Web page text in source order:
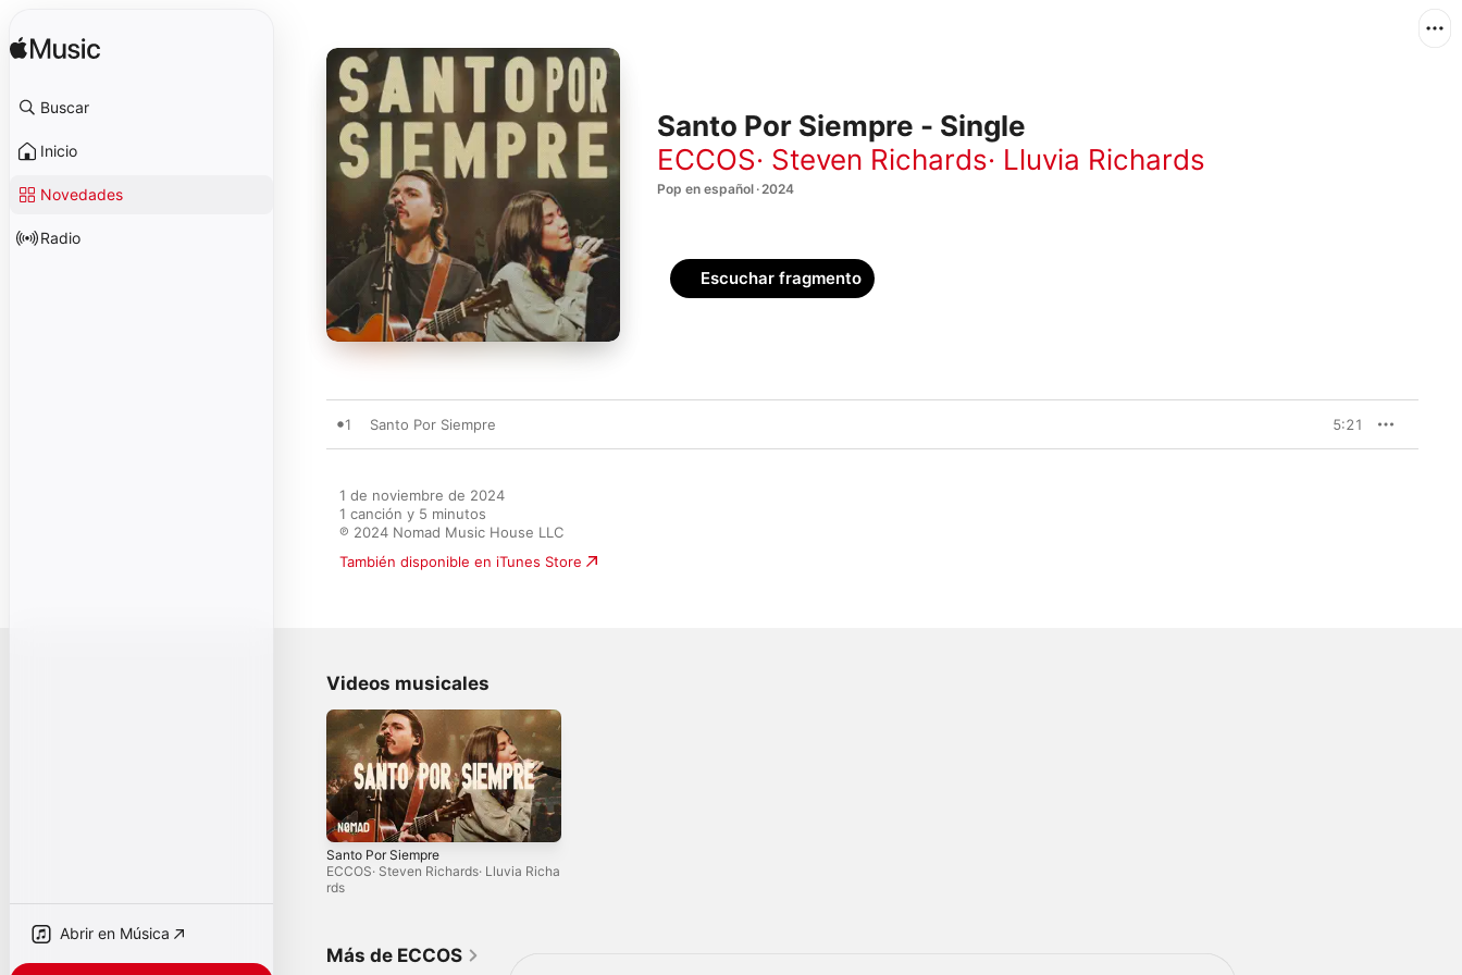
Buscar
Inicio
Novedades
Radio
Abrir en Música
Santo Por Siempre - Single
ECCOS· Steven Richards· Lluvia Richards
Pop en español · 2024
Escuchar fragmento
1 Santo Por Siempre 5:21
1 de noviembre de 2024
1 canción y 5 minutos
℗ 2024 Nomad Music House LLC
También disponible en iTunes Store
Videos musicales
Santo Por Siempre
ECCOS· Steven Richards· Lluvia Richa
rds
Más de ECCOS